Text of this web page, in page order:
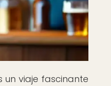
un viaje fascinante